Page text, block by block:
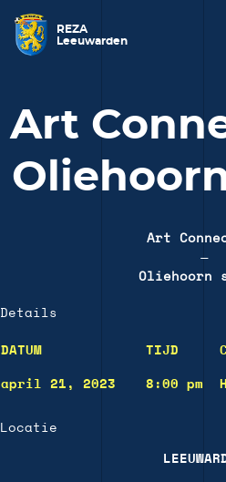
REZA
Leeuwarden
Art
Art
—
Oliehoorn
Details
DATUM TIJD
april 21, 2023 8:00 pm
Locatie